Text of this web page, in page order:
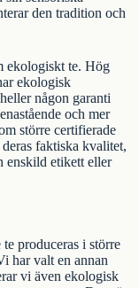
den tradition och
ekologiskt te. Hög
ekologisk
någon garanti
och mer
större certifierade
faktiska kvalitet,
enskild etikett eller
produceras i större
har valt en annan
vi även ekologisk